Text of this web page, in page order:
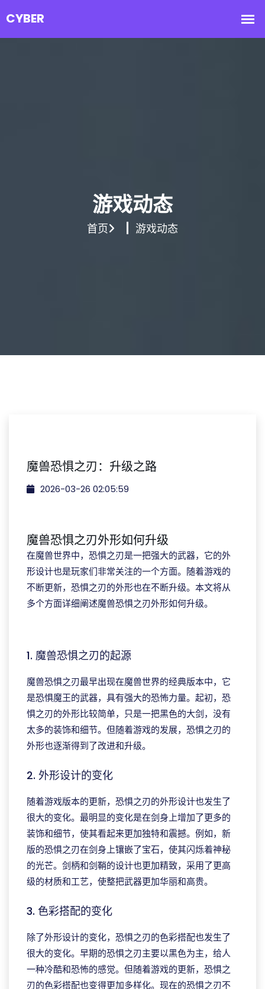
游戏动态
首页 游戏动态
魔兽恐惧之刃：升级之路
2026-03-26 02:05:59
魔兽恐惧之刃外形如何升级
在魔兽世界中，恐惧之刃是一把强大的武器，它的外
形设计也是玩家们非常关注的一个方面。随着游戏的
不断更新，恐惧之刃的外形也在不断升级。本文将从
多个方面详细阐述魔兽恐惧之刃外形如何升级。
1. 魔兽恐惧之刃的起源
魔兽恐惧之刃最早出现在魔兽世界的经典版本中，它
是恐惧魔王的武器，具有强大的恐怖力量。起初，恐
惧之刃的外形比较简单，只是一把黑色的大剑，没有
太多的装饰和细节。但随着游戏的发展，恐惧之刃的
外形也逐渐得到了改进和升级。
2. 外形设计的变化
随着游戏版本的更新，恐惧之刃的外形设计也发生了
很大的变化。最明显的变化是在剑身上增加了更多的
装饰和细节，使其看起来更加独特和震撼。例如，新
版的恐惧之刃在剑身上镶嵌了宝石，使其闪烁着神秘
的光芒。剑柄和剑鞘的设计也更加精致，采用了更高
级的材质和工艺，使整把武器更加华丽和高贵。
3. 色彩搭配的变化
除了外形设计的变化，恐惧之刃的色彩搭配也发生了
很大的变化。早期的恐惧之刃主要以黑色为主，给人
一种冷酷和恐怖的感觉。但随着游戏的更新，恐惧之
刃的色彩搭配也变得更加多样化。现在的恐惧之刃不